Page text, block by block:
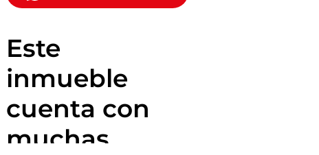
Este
inmueble
cuenta con
muchas